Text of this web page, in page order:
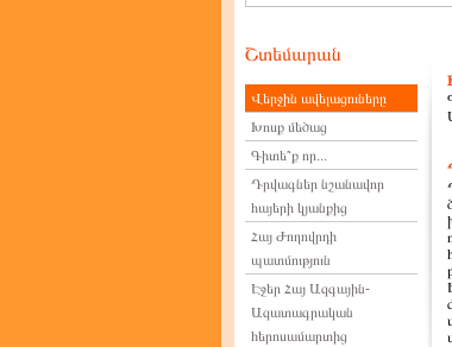
Շտեմարան
Վերջին ավելացուները
Խոսք մեծաց
Գիտե՞ք որ...
Դրվագներ նշանավոր
հայերի կյանքից
Հայ Ժողովրդի
պատմություն
Էջեր Հայ Ազգային-
Ազատագրական
հերոսամարտից